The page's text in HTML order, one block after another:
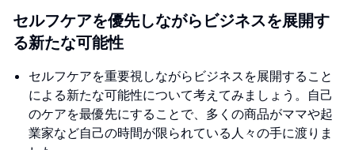
セルフケアを優先しながらビジネスを展開す
る新たな可能性
セルフケアを重要視しながらビジネスを展開すること
による新たな可能性について考えてみましょう。自己
のケアを最優先にすることで、多くの商品がママや起
業家など自己の時間が限られている人々の手に渡りま